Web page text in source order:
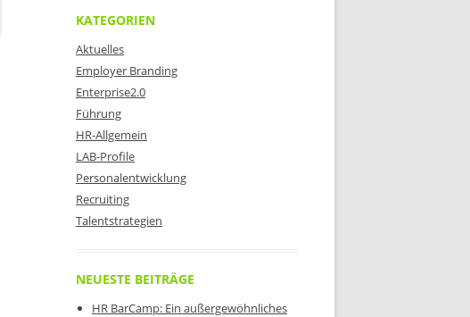
KATEGORIEN
Aktuelles
Employer Branding
Enterprise2.0
Führung
HR-Allgemein
LAB-Profile
Personalentwicklung
Recruiting
Talentstrategien
NEUESTE BEITRÄGE
HR BarCamp: Ein außergewöhnliches